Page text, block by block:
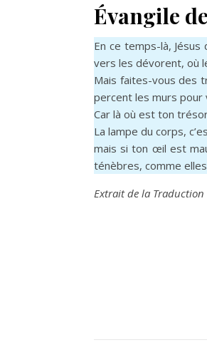
Évangile
En ce temps-là,
vers les dévorent, où
Mais faites-vous des
percent les murs pour
Car là où est ton
La lampe du corps,
mais si ton œil est
ténèbres, comme
Extrait de la